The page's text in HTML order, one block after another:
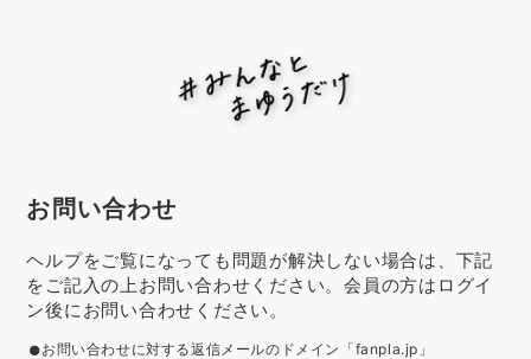
お問い合わせ
ヘルプをご覧になっても問題が解決しない場合は、下記
をご記入の上お問い合わせください。会員の方はログイ
ン後にお問い合わせください。
お問い合わせに対する返信メールのドメイン「fanpla.jp」